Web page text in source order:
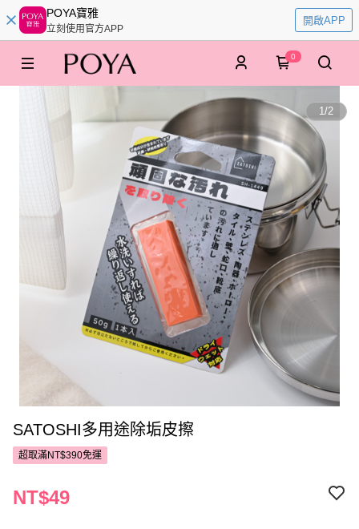
POYA寶雅
立刻使用官方APP
開啟APP
0
1/2
SATOSHI多用途除垢皮擦
超取滿NT$390免運
NT$49